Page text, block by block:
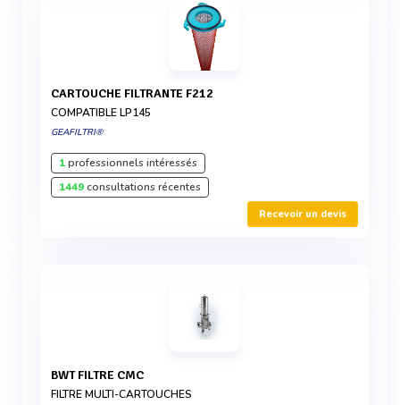
CARTOUCHE FILTRANTE F212
COMPATIBLE LP145
GEAFILTRI®
1professionnels intéressés
1449consultations récentes
Recevoir un devis
BWT FILTRE CMC
FILTRE MULTI-CARTOUCHES